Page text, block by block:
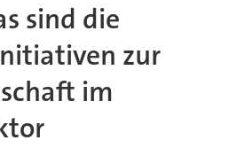
sind die
zur
im